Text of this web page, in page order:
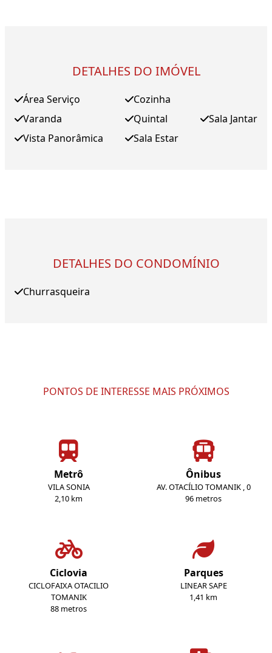
DETALHES DO IMÓVEL
Área Serviço
Varanda
Vista Panorâmica
Cozinha
Quintal
Sala Estar
Sala Jantar
DETALHES DO CONDOMÍNIO
Churrasqueira
PONTOS DE INTERESSE MAIS PRÓXIMOS
Metrô
VILA SONIA
2,10 km
Ônibus
AV. OTACÍLIO TOMANIK , 0
96 metros
Ciclovia
CICLOFAIXA OTACILIO
TOMANIK
88 metros
Parques
LINEAR SAPE
1,41 km